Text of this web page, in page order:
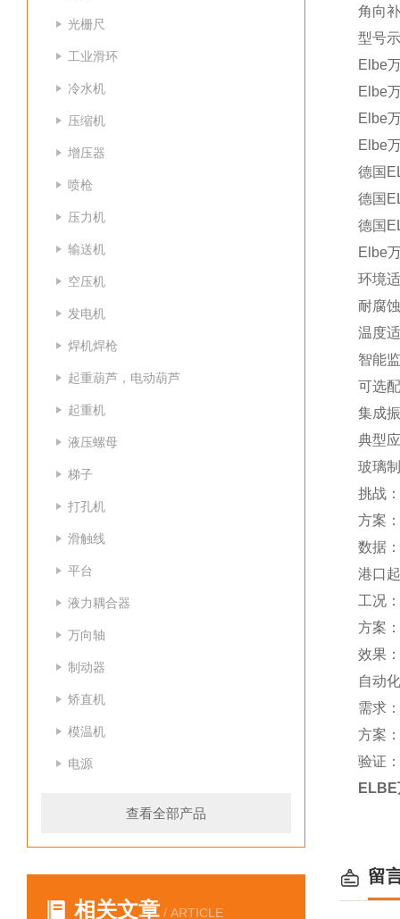
光栅尺
工业滑环
冷水机
压缩机
增压器
喷枪
压力机
输送机
空压机
发电机
焊机焊枪
起重葫芦，电动葫芦
起重机
液压螺母
梯子
打孔机
滑触线
平台
液力耦合器
万向轴
制动器
矫直机
模温机
电源
查看全部产品
相关文章 / ARTICLE
角向
型号
Elbe
Elbe
Elbe
Elbe
德国
德国
德国
Elbe
环境
耐腐
温度
智能
可选
集成
典型
玻璃
挑战
方案
数据
港口
工况
方案
效果
自动
需求
方案
验证
留